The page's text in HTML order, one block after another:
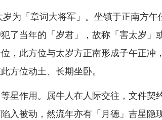
为「章词大将军」。坐镇于正南方午
了当年的「岁君」，故称「害太岁」
，此方位与太岁方正南形成子午正冲
方位动土、长期坐卧。
星作用。属牛人在人际交往，文件契
入被动，然流年亦有「月德」吉星隐